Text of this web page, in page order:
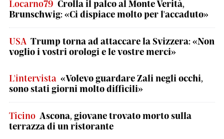
Locarno79 Crolla il palco al Monte Verità,
Brunschwig: «Ci dispiace molto per l'accaduto»
USA Trump torna ad attaccare la Svizzera: «Non
voglio i vostri orologi e le vostre merci»
L'intervista «Volevo guardare Zali negli occhi,
sono stati giorni molto difficili»
Ticino Ascona, giovane trovato morto sulla
terrazza di un ristorante